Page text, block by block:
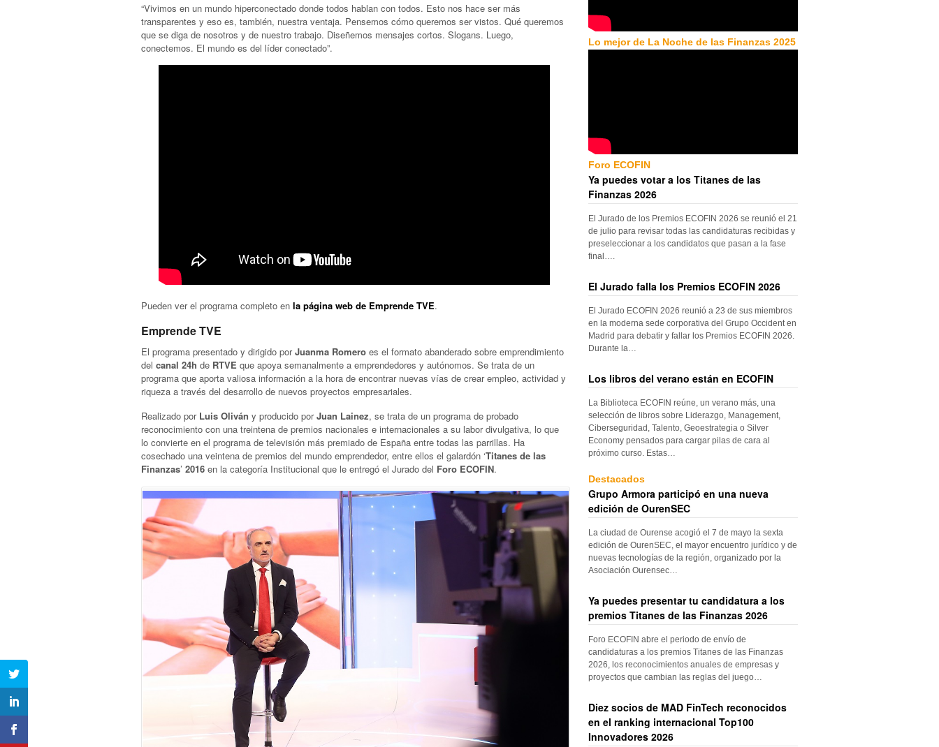
“Vivimos en un mundo hiperconectado donde todos hablan con todos. Esto nos hace ser más
transparentes y eso es, también, nuestra ventaja. Pensemos cómo queremos ser vistos. Qué queremos
que se diga de nosotros y de nuestro trabajo. Diseñemos mensajes cortos. Slogans. Luego,
conectemos. El mundo es del líder conectado”.
Pueden ver el programa completo en la página web de Emprende TVE.
Emprende TVE
El programa presentado y dirigido porJuanma Romero es el formato abanderado sobre emprendimiento
del canal 24h de RTVE que apoya semanalmente a emprendedores y autónomos. Se trata de un
programa que aporta valiosa información a la hora de encontrar nuevas vías de crear empleo, actividad y
riqueza a través del desarrollo de nuevos proyectos empresariales.
Realizado por Luis Oliván y producido porJuan Lainez, se trata de un programa de probado
reconocimiento con una treintena de premios nacionales e internacionales a su labor divulgativa, lo que
lo convierte en el programa de televisión más premiado de España entre todas las parrillas. Ha
cosechado una veintena de premios del mundo emprendedor, entre ellos el galardón ‘Titanes de las
Finanzas’ 2016 en la categoría Institucional que le entregó el Jurado del Foro ECOFIN.
Lo mejor de La Noche de las Finanzas 2025
Foro ECOFIN
Ya puedes votar a los Titanes de las
Finanzas 2026
El Jurado de los Premios ECOFIN 2026 se reunió el 21
de julio para revisar todas las candidaturas recibidas y
preseleccionar a los candidatos que pasan a la fase
final….
El Jurado falla los Premios ECOFIN 2026
El Jurado ECOFIN 2026 reunió a 23 de sus miembros
en la moderna sede corporativa del Grupo Occident en
Madrid para debatir y fallar los Premios ECOFIN 2026.
Durante la…
Los libros del verano están en ECOFIN
La Biblioteca ECOFIN reúne, un verano más, una
selección de libros sobre Liderazgo, Management,
Ciberseguridad, Talento, Geoestrategia o Silver
Economy pensados para cargar pilas de cara al
próximo curso. Estas…
Destacados
Grupo Armora participó en una nueva
edición de OurenSEC
La ciudad de Ourense acogió el 7 de mayo la sexta
edición de OurenSEC, el mayor encuentro jurídico y de
nuevas tecnologías de la región, organizado por la
Asociación Ourensec…
Ya puedes presentar tu candidatura a los
premios Titanes de las Finanzas 2026
Foro ECOFIN abre el periodo de envío de
candidaturas a los premios Titanes de las Finanzas
2026, los reconocimientos anuales de empresas y
proyectos que cambian las reglas del juego…
Diez socios de MAD FinTech reconocidos
en el ranking internacional Top100
Innovadores 2026